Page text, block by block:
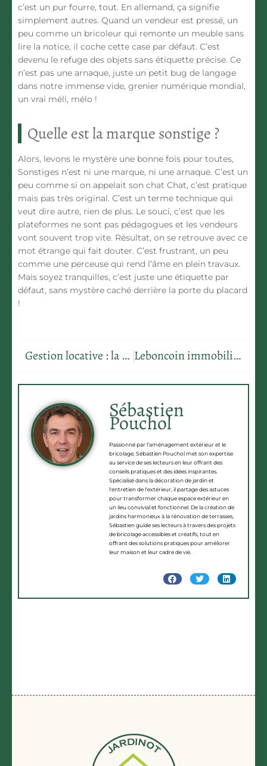
c’est un pur fourre, tout. En allemand, ça signifie
simplement autres. Quand un vendeur est pressé, un
peu comme un bricoleur qui remonte un meuble sans
lire la notice, il coche cette case par défaut. C’est
devenu le refuge des objets sans étiquette précise. Ce
n’est pas une arnaque, juste un petit bug de langage
dans notre immense vide, grenier numérique mondial,
un vrai méli, mélo !
Quelle est la marque sonstige ?
Alors, levons le mystère une bonne fois pour toutes,
Sonstiges n’est ni une marque, ni une arnaque. C’est un
peu comme si on appelait son chat Chat, c’est pratique
mais pas très original. C’est un terme technique qui
veut dire autre, rien de plus. Le souci, c’est que les
plateformes ne sont pas pédagogues et les vendeurs
vont souvent trop vite. Résultat, on se retrouve avec ce
mot étrange qui fait douter. C’est frustrant, un peu
comme une perceuse qui rend l’âme en plein travaux.
Mais soyez tranquilles, c’est juste une étiquette par
défaut, sans mystère caché derrière la porte du placard
!
Gestion locative : la gestion directe ou le mandat, comment choisir ? Leboncoin immobilier : les astuces pour trouver le logement idéal sans agence
Sébastien
Pouchol
Passionné par l'aménagement extérieur et le
bricolage, Sébastien Pouchol met son expertise
au service de ses lecteurs en leur offrant des
conseils pratiques et des idées inspirantes.
Spécialisé dans la décoration de jardin et
l'entretien de l'extérieur, il partage des astuces
pour transformer chaque espace extérieur en
un lieu convivial et fonctionnel. De la création de
jardins harmonieux à la rénovation de terrasses,
Sébastien guide ses lecteurs à travers des projets
de bricolage accessibles et créatifs, tout en
offrant des solutions pratiques pour améliorer
leur maison et leur cadre de vie.